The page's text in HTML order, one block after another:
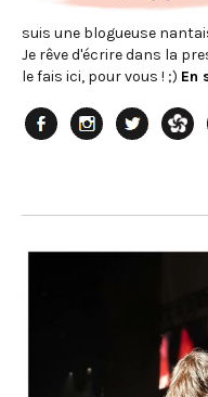
suis une blogueuse
Je rêve d'écrire dans la
le fais ici, pour vous ! ;) En